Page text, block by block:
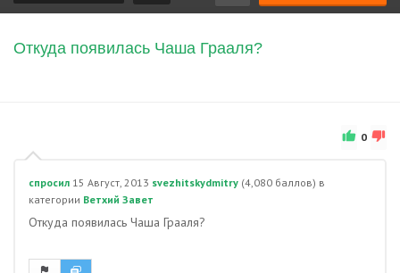
Откуда появилась Чаша Грааля?
0
спросил 15 Август, 2013 svezhitskydmitry (4,080 баллов) в
категории Ветхий Завет
Откуда появилась Чаша Грааля?